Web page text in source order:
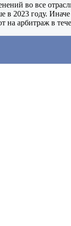
во все
в 2023 году.
на арбитраж в